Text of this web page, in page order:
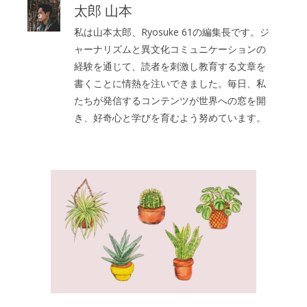
太郎 山本
私は山本太郎、Ryosuke 61の編集長です。ジ
ャーナリズムと異文化コミュニケーションの
経験を通じて、読者を刺激し教育する文章を
書くことに情熱を注いできました。毎日、私
たちが発信するコンテンツが世界への窓を開
き、好奇心と学びを育むよう努めています。